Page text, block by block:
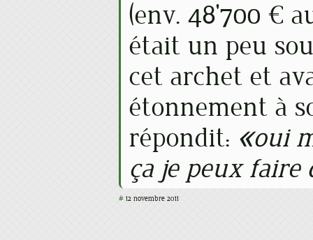
(env. 48'700 €
était un peu
cet archet et
étonnement à
répondit:
oui
ça je peux faire
# 12 novembre 2011